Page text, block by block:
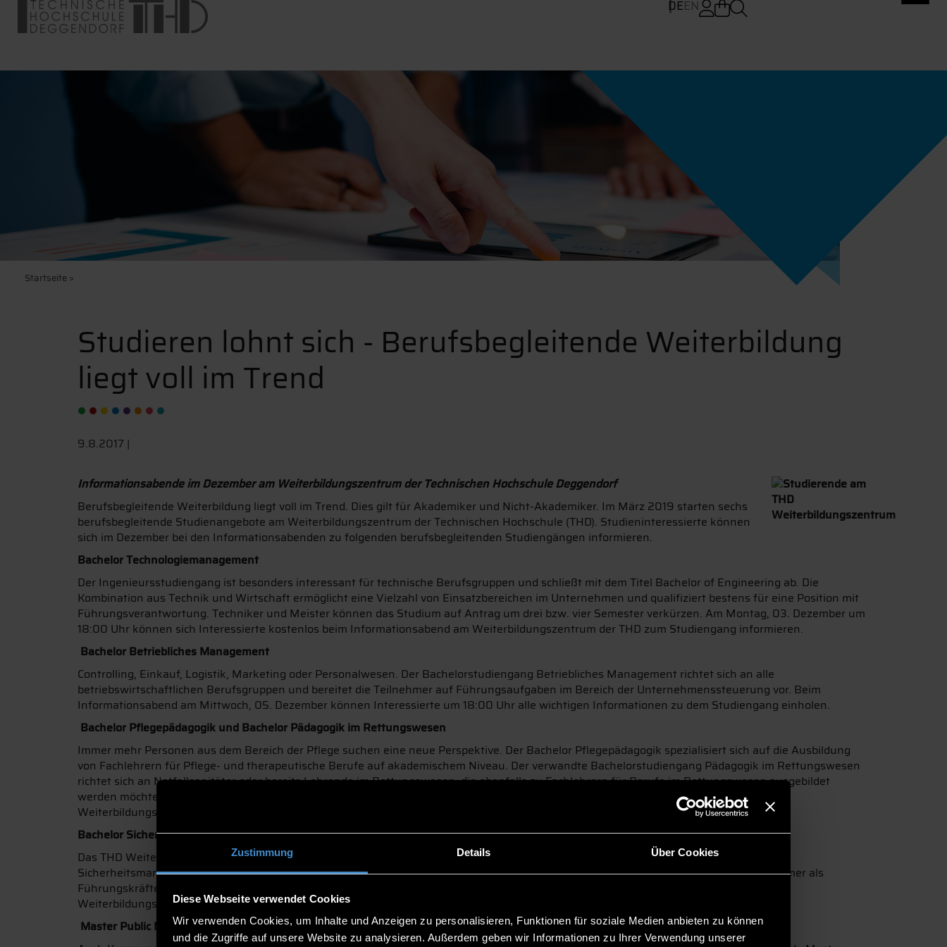
Zustimmung Details Über Cookies
Diese Webseite verwendet Cookies
Wir verwenden Cookies, um Inhalte und Anzeigen zu personalisieren, Funktionen für soziale Medien anbieten zu können
und die Zugriffe auf unsere Website zu analysieren. Außerdem geben wir Informationen zu Ihrer Verwendung unserer
DEEN
Startseite>
Studieren lohnt sich - Berufsbegleitende Weiterbildung
liegt voll im Trend
9.8.2017 |
Informationsabende im Dezember am Weiterbildungszentrum der Technischen Hochschule Deggendorf
Berufsbegleitende Weiterbildung liegt voll im Trend. Dies gilt für Akademiker und Nicht-Akademiker. Im März 2019 starten sechs
berufsbegleitende Studienangebote am Weiterbildungszentrum der Technischen Hochschule (THD). Studieninteressierte können
sich im Dezember bei den Informationsabenden zu folgenden berufsbegleitenden Studiengängen informieren.
Bachelor Technologiemanagement
Der Ingenieursstudiengang ist besonders interessant für technische Berufsgruppen und schließt mit dem Titel Bachelor of Engineering ab. Die
Kombination aus Technik und Wirtschaft ermöglicht eine Vielzahl von Einsatzbereichen im Unternehmen und qualifiziert bestens für eine Position mit
Führungsverantwortung. Techniker und Meister können das Studium auf Antrag um drei bzw. vier Semester verkürzen. Am Montag, 03. Dezember um
18:00 Uhr können sich Interessierte kostenlos beim Informationsabend am Weiterbildungszentrum der THD zum Studiengang informieren.
Bachelor Betriebliches Management
Controlling, Einkauf, Logistik, Marketing oder Personalwesen. Der Bachelorstudiengang Betriebliches Management richtet sich an alle
betriebswirtschaftlichen Berufsgruppen und bereitet die Teilnehmer auf Führungsaufgaben im Bereich der Unternehmenssteuerung vor. Beim
Informationsabend am Mittwoch, 05. Dezember können Interessierte um 18:00 Uhr alle wichtigen Informationen zu dem Studiengang einholen.
Bachelor Pflegepädagogik und Bachelor Pädagogik im Rettungswesen
Immer mehr Personen aus dem Bereich der Pflege suchen eine neue Perspektive. Der Bachelor Pflegepädagogik spezialisiert sich auf die Ausbildung
von Fachlehrern für Pflege- und therapeutische Berufe auf akademischem Niveau. Der verwandte Bachelorstudiengang Pädagogik im Rettungswesen
richtet sich an Notfallsanitäter oder bereits Lehrende im Rettungswesen, die ebenfalls zu Fachlehrern für Berufe im Rettungswesen ausgebildet
werden möchten. Studieninteressierte können sich am Montag, 10. Dezember bei der Informationsveranstaltung ab 18:00 Uhr am
Weiterbildungszentrum informieren.
Bachelor Sicherheitsmanagement
Das THD Weiterbildungszentrum bietet erstmals ab März 2019 für alle Arbeitnehmer aus dem Sicherheitssegment den Bachelor
Sicherheitsmanagement an. Durch die Kombination von betriebswirtschaftlichen und sicherheitsrelevanten Inhalten werden die Teilnehmer als
Führungskräfte in der Sicherheitsbranche vorbereitet. Am Dienstag, 11. Dezember um 18:00 Uhr findet ein Informationsabend zu diesem
Weiterbildungsangebot statt.
Master Public Management